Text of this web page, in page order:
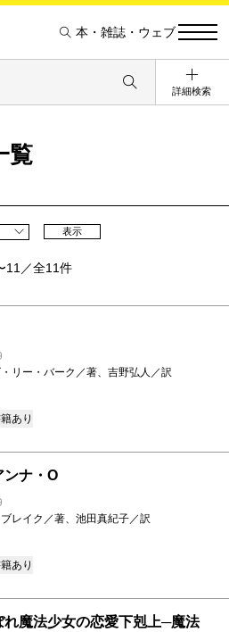
本・雑誌・ウェブ
詳細検索
覧
表示
11／全11件
リー・バーク／著、吉野弘人／訳
あり
ンナ・O
レイク／著、池田真紀子／訳
あり
れ魔法少女の恋愛下剋上─魔法